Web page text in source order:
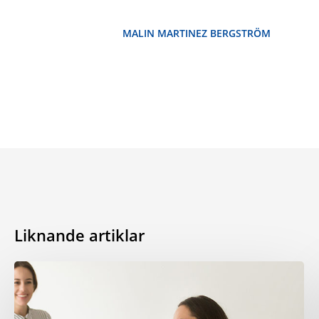
MALIN MARTINEZ BERGSTRÖM
Liknande artiklar
Hur
att
studera